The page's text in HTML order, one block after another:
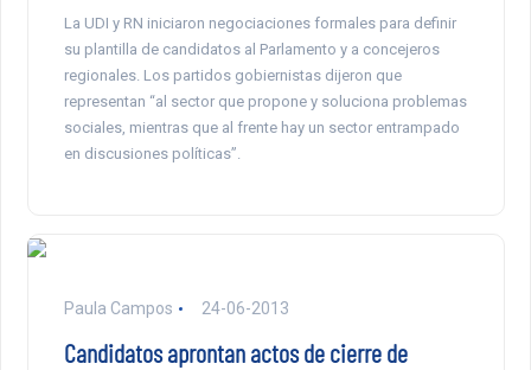
La UDI y RN iniciaron negociaciones formales para definir
su plantilla de candidatos al Parlamento y a concejeros
regionales. Los partidos gobiernistas dijeron que
representan “al sector que propone y soluciona problemas
sociales, mientras que al frente hay un sector entrampado
en discusiones políticas”.
Paula Campos 24-06-2013
Candidatos aprontan actos de cierre de